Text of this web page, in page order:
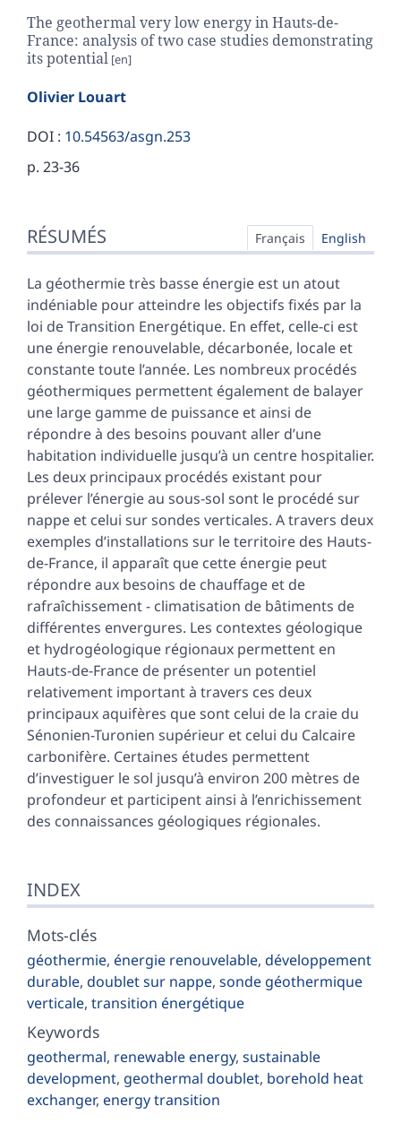
The geothermal very low energy in Hauts-de-
France: analysis of two case studies demonstrating
its potential
Olivier Louart
DOI : 10.54563/asgn.253
p. 23-36
Index
Plan
Texte
Bibliographie
Illustrations
Citer cet article
Auteur
RÉSUMÉS Français English
La géothermie très basse énergie est un atout
indéniable pour atteindre les objectifs fixés par la
loi de Transition Energétique. En effet, celle-ci est
une énergie renouvelable, décarbonée, locale et
constante toute l’année. Les nombreux procédés
géothermiques permettent également de balayer
une large gamme de puissance et ainsi de
répondre à des besoins pouvant aller d’une
habitation individuelle jusqu’à un centre hospitalier.
Les deux principaux procédés existant pour
prélever l’énergie au sous-sol sont le procédé sur
nappe et celui sur sondes verticales. A travers deux
exemples d’installations sur le territoire des Hauts-
de-France, il apparaît que cette énergie peut
répondre aux besoins de chauffage et de
rafraîchissement - climatisation de bâtiments de
différentes envergures. Les contextes géologique
et hydrogéologique régionaux permettent en
Hauts-de-France de présenter un potentiel
relativement important à travers ces deux
principaux aquifères que sont celui de la craie du
Sénonien-Turonien supérieur et celui du Calcaire
carbonifère. Certaines études permettent
d’investiguer le sol jusqu’à environ 200 mètres de
profondeur et participent ainsi à l’enrichissement
des connaissances géologiques régionales.
INDEX
Mots-clés
géothermie, énergie renouvelable, développement
durable, doublet sur nappe, sonde géothermique
verticale, transition énergétique
Keywords
geothermal, renewable energy, sustainable
development, geothermal doublet, borehold heat
exchanger, energy transition